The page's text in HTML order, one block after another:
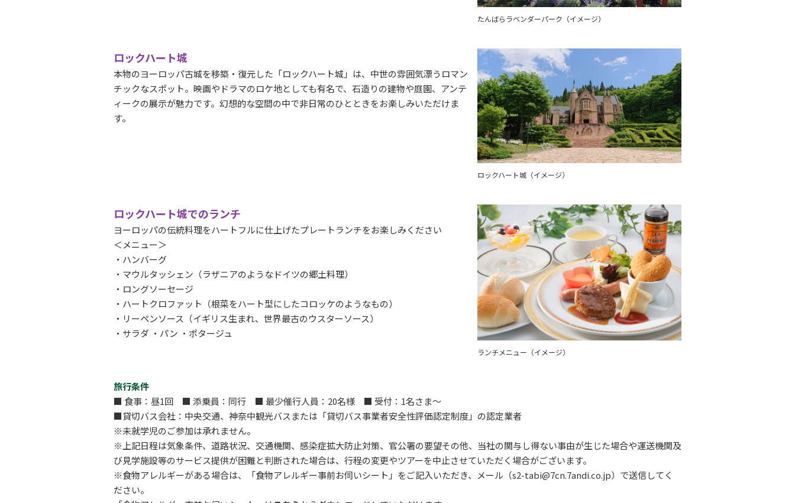
たんばらラベンダーパーク（イメージ）
ロックハート城
本物のヨーロッパ古城を移築・復元した「ロックハート城」は、中世の雰囲気漂うロマン
チックなスポット。映画やドラマのロケ地としても有名で、石造りの建物や庭園、アンテ
ィークの展示が魅力です。幻想的な空間の中で非日常のひとときをお楽しみいただけま
す。
ロックハート城（イメージ）
ロックハート城でのランチ
ヨーロッパの伝統料理をハートフルに仕上げたプレートランチをお楽しみください
＜メニュー＞
・ハンバーグ
・マウルタッシェン（ラザニアのようなドイツの郷土料理）
・ロングソーセージ
・ハートクロファット（根菜をハート型にしたコロッケのようなもの）
・リーペンソース（イギリス生まれ、世界最古のウスターソース）
・サラダ ・パン ・ポタージュ
ランチメニュー（イメージ）
旅行条件
■ 食事：昼1回 ■ 添乗員：同行 ■ 最少催行人員：20名様 ■ 受付：1名さま～
■貸切バス会社：中央交通、神奈中観光バスまたは「貸切バス事業者安全性評価認定制度」の認定業者
※未就学児のご参加は承れません。
※上記日程は気象条件、道路状況、交通機関、感染症拡大防止対策、官公署の要望その他、当社の関与し得ない事由が生じた場合や運送機関及
び見学施設等のサービス提供が困難と判断された場合は、行程の変更やツアーを中止させていただく場合がございます。
※食物アレルギーがある場合は、「食物アレルギー事前お伺いシート」をご記入いただき、メール（s2-tabi@7cn.7andi.co.jp）で送信してく
ださい。